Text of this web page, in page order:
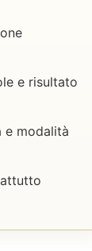
e risultato
e modalità